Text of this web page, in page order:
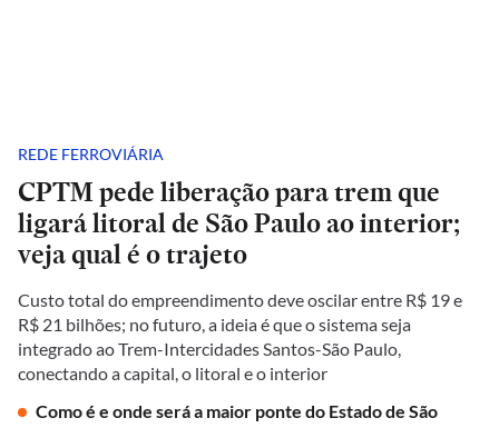
REDE FERROVIÁRIA
CPTM pede liberação para trem que
ligará litoral de São Paulo ao interior;
veja qual é o trajeto
Custo total do empreendimento deve oscilar entre R$ 19 e
R$ 21 bilhões; no futuro, a ideia é que o sistema seja
integrado ao Trem-Intercidades Santos-São Paulo,
conectando a capital, o litoral e o interior
Como é e onde será a maior ponte do Estado de São